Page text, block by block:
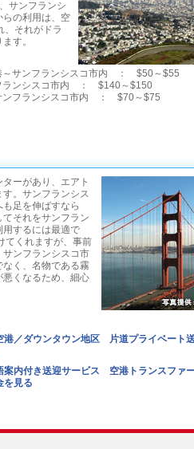
サンフランシ
らの利用は、空
、それがドラ
す。
～サンフランシスコ市内 ： $50～$55
ランシスコ市内 ： $140～$150
ンフランシスコ市内 ： $70～$75
ーがあり、エアト
。サンフランシス
足を伸ばすなら
それをサンフラン
用するには最適で
てくれますが、事前
ンフランシスコ市
く、名物である霧
悪くなるため、細心
港／ダウンタウン地区 片道プライベート
案内付き送迎サービス 空港トランスファ
を見る